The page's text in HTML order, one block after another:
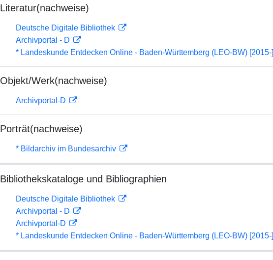
Literatur(nachweise)
Deutsche Digitale Bibliothek
Archivportal - D
* Landeskunde Entdecken Online - Baden-Württemberg (LEO-BW) [2015-]
Objekt/Werk(nachweise)
Archivportal-D
Porträt(nachweise)
* Bildarchiv im Bundesarchiv
Bibliothekskataloge und Bibliographien
Deutsche Digitale Bibliothek
Archivportal - D
Archivportal-D
* Landeskunde Entdecken Online - Baden-Württemberg (LEO-BW) [2015-]